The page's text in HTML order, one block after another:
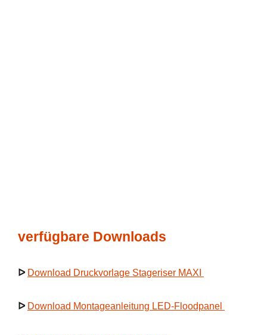
verfügbare Downloads
ᐅ Download Druckvorlage Stageriser MAXI
ᐅ Download Montageanleitung LED-Floodpanel